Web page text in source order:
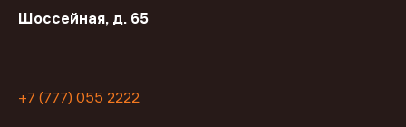
Шоссейная, д. 65
+7 (777) 055 2222